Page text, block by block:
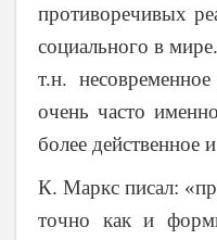
противоречивых
социального в
т.н.
очень часто
более действенное
К. Маркс писал:
точно как и